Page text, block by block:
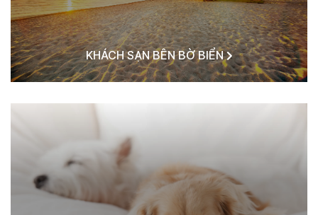
KHÁCH SẠN BÊN BỜ BIỂN